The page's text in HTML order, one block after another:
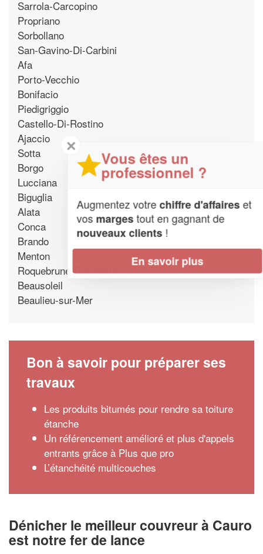
Sarrola-Carcopino
Propriano
Sorbollano
San-Gavino-Di-Carbini
Afa
Porto-Vecchio
Bonifacio
Piedigriggio
Castello-Di-Rostino
Ajaccio
Sotta
Borgo
Lucciana
Biguglia
Alata
Conca
Brando
Menton
Roquebrune-Cap-Martin
Beausoleil
Beaulieu-sur-Mer
Bon à savoir pour préparer ses
travaux
Les produits bitumés pour rendre sa toiture
étanche
Un référencement amélioré et plus d'appels
entrants grâce à Plus que pro
L’étanchéité multicouches
Dénicher le meilleur couvreur à Cauro
est notre fer de lance
✕
Vous êtes un
professionnel ?
Augmentez votrechiffre d'affaireset
vosmargestout en gagnant de
nouveaux clients!
En savoir plus